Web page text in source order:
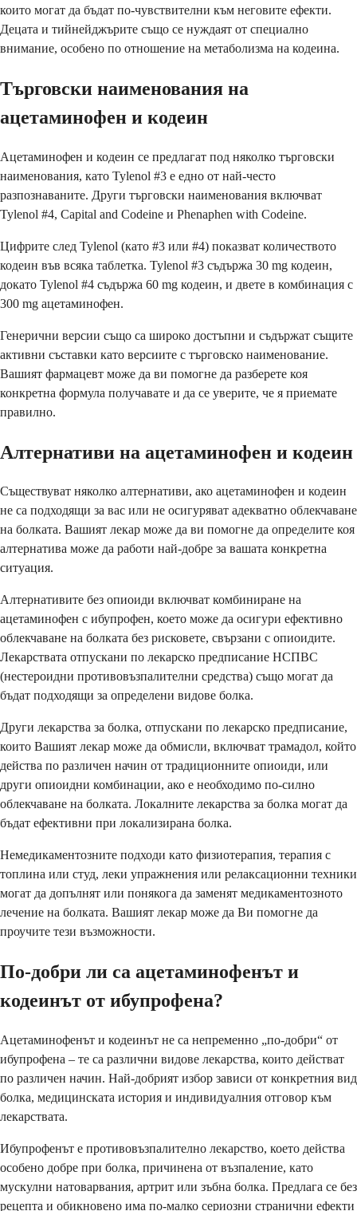
които могат да бъдат по-чувствителни към неговите ефекти.
Децата и тийнейджърите също се нуждаят от специално
внимание, особено по отношение на метаболизма на кодеина.
Търговски наименования на
ацетаминофен и кодеин
Ацетаминофен и кодеин се предлагат под няколко търговски
наименования, като Tylenol #3 е едно от най-често
разпознаваните. Други търговски наименования включват
Tylenol #4, Capital and Codeine и Phenaphen with Codeine.
Цифрите след Tylenol (като #3 или #4) показват количеството
кодеин във всяка таблетка. Tylenol #3 съдържа 30 mg кодеин,
докато Tylenol #4 съдържа 60 mg кодеин, и двете в комбинация с
300 mg ацетаминофен.
Генерични версии също са широко достъпни и съдържат същите
активни съставки като версиите с търговско наименование.
Вашият фармацевт може да ви помогне да разберете коя
конкретна формула получавате и да се уверите, че я приемате
правилно.
Алтернативи на ацетаминофен и кодеин
Съществуват няколко алтернативи, ако ацетаминофен и кодеин
не са подходящи за вас или не осигуряват адекватно облекчаване
на болката. Вашият лекар може да ви помогне да определите коя
алтернатива може да работи най-добре за вашата конкретна
ситуация.
Алтернативите без опиоиди включват комбиниране на
ацетаминофен с ибупрофен, което може да осигури ефективно
облекчаване на болката без рисковете, свързани с опиоидите.
Лекарствата отпускани по лекарско предписание НСПВС
(нестероидни противовъзпалителни средства) също могат да
бъдат подходящи за определени видове болка.
Други лекарства за болка, отпускани по лекарско предписание,
които Вашият лекар може да обмисли, включват трамадол, който
действа по различен начин от традиционните опиоиди, или
други опиоидни комбинации, ако е необходимо по-силно
облекчаване на болката. Локалните лекарства за болка могат да
бъдат ефективни при локализирана болка.
Немедикаментозните подходи като физиотерапия, терапия с
топлина или студ, леки упражнения или релаксационни техники
могат да допълнят или понякога да заменят медикаментозното
лечение на болката. Вашият лекар може да Ви помогне да
проучите тези възможности.
По-добри ли са ацетаминофенът и
кодеинът от ибупрофена?
Ацетаминофенът и кодеинът не са непременно „по-добри“ от
ибупрофена – те са различни видове лекарства, които действат
по различен начин. Най-добрият избор зависи от конкретния вид
болка, медицинската история и индивидуалния отговор към
лекарствата.
Ибупрофенът е противовъзпалително лекарство, което действа
особено добре при болка, причинена от възпаление, като
мускулни натоварвания, артрит или зъбна болка. Предлага се без
рецепта и обикновено има по-малко сериозни странични ефекти